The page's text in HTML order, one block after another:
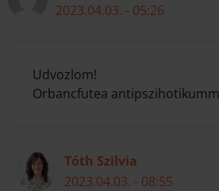
2023.04.03. - 05:26
Udvozlom!
Orbancfutea
Tóth Szilvia
2023.04.03. - 08:55